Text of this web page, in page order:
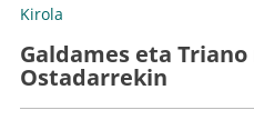
Kirola
Galdames eta
Ostadarrekin